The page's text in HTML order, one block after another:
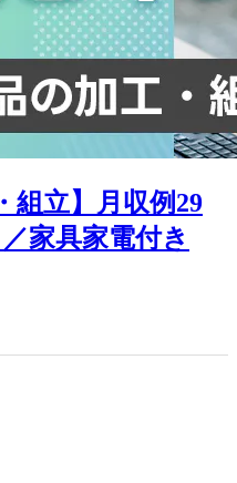
組立】月収例29
家具家電付き